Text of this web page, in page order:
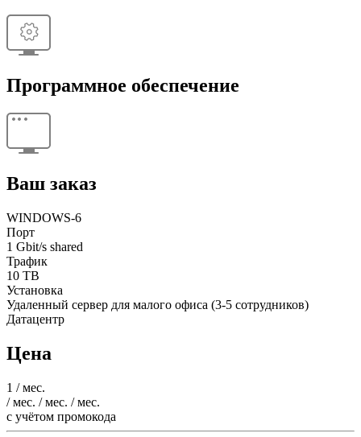
Программное обеспечение
Ваш заказ
WINDOWS-6
Порт
1 Gbit/s shared
Трафик
10 TB
Установка
Удаленный сервер для малого офиса (3-5 сотрудников)
Датацентр
Цена
1 / мес.
/ мес. / мес. / мес.
c учётом промокода